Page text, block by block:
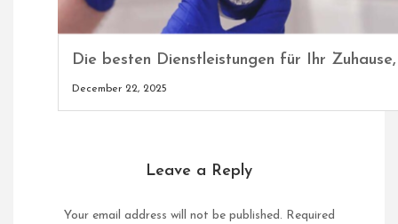
Die besten Dienstleistungen für Ihr
December 22, 2025
Leave a Reply
Your email address will not be published. Required